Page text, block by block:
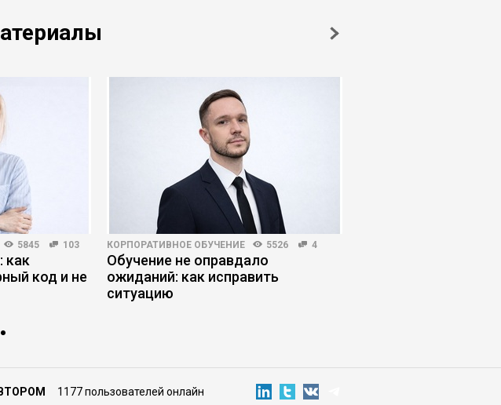
5845 103
как
код и не
КОРПОРАТИВНОЕ ОБУЧЕНИЕ 5526 4
Обучение не оправдало
ожиданий: как исправить
ситуацию
1177 пользователей онлайн